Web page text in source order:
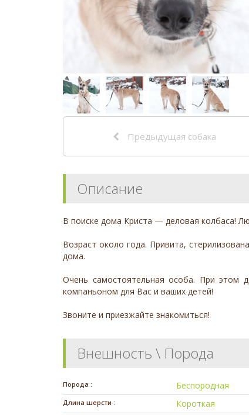
Предыдущая собака
Описание
В поиске дома Криста — деловая колбаса!
Возраст около года. Привита,
дома.
Очень самостоятельная особа. При этом
компаньоном для Вас и ваших детей!
Звоните и приезжайте знакомиться!
Внешность \ Порода
Порода : Беспородная
Длина шерсти : Короткая